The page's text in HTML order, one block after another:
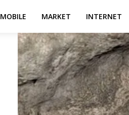
MOBILE MARKET INTERNET